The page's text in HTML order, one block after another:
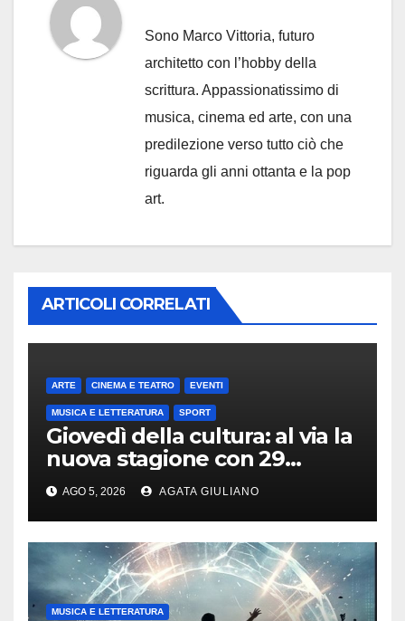
Sono Marco Vittoria, futuro
architetto con l’hobby della
scrittura. Appassionatissimo di
musica, cinema ed arte, con una
predilezione verso tutto ciò che
riguarda gli anni ottanta e la pop
art.
ARTICOLI CORRELATI
ARTE CINEMA E TEATRO EVENTI
MUSICA E LETTERATURA SPORT
Giovedì della cultura: al via la
nuova stagione con 29
appuntamenti da ottobre a
maggio
AGO 5, 2026 AGATA GIULIANO
MUSICA E LETTERATURA